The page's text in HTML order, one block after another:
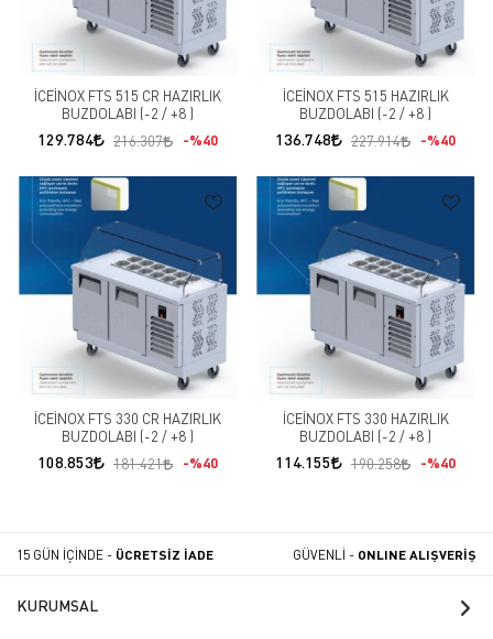
İCEİNOX FTS 515 CR HAZIRLIK
BUZDOLABI (-2 / +8 )
129.784 216.307 %40
İCEİNOX FTS 515 HAZIRLIK
BUZDOLABI (-2 / +8 )
136.748 227.914 %40
İCEİNOX FTS 330 CR HAZIRLIK
BUZDOLABI (-2 / +8 )
108.853 181.421 %40
İCEİNOX FTS 330 HAZIRLIK
BUZDOLABI (-2 / +8 )
114.155 190.258 %40
15 GÜN İÇİNDE - ÜCRETSİZ İADE GÜVENLİ - ONLINE ALIŞVERİŞ
KURUMSAL